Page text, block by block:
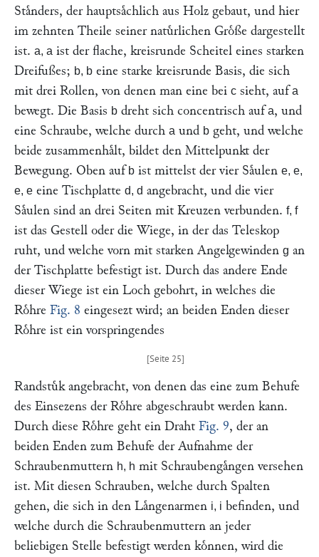
Staͤnders, der hauptsaͤchlich aus Holz gebaut, und hier
im zehnten Theile seiner natuͤrlichen Groͤße dargestellt
ist. a, a ist der flache, kreisrunde Scheitel eines starken
Dreifußes; b, b eine starke kreisrunde Basis, die sich
mit drei Rollen, von denen man eine bei c sieht, aufa
bewegt. Die Basis b dreht sich concentrisch aufa, und
eine Schraube, welche durch a und b geht, und welche
beide zusammenhaͤlt, bildet den Mittelpunkt der
Bewegung. Oben auf b ist mittelst der vier Saͤulen e, e,
e, e eine Tischplatte d, d angebracht, und die vier
Saͤulen sind an drei Seiten mit Kreuzen verbunden. f, f
ist das Gestell oder die Wiege, in der das Teleskop
ruht, und welche vorn mit starken Angelgewinden g an
der Tischplatte befestigt ist. Durch das andere Ende
dieser Wiege ist ein Loch gebohrt, in welches die
Roͤhre Fig. 8 eingesezt wird; an beiden Enden dieser
Roͤhre ist ein vorspringendes
Randstuͤk angebracht, von denen das eine zum Behufe
des Einsezens der Roͤhre abgeschraubt werden kann.
Durch diese Roͤhre geht ein Draht Fig. 9, der an
beiden Enden zum Behufe der Aufnahme der
Schraubenmuttern h, h mit Schraubengaͤngen versehen
ist. Mit diesen Schrauben, welche durch Spalten
gehen, die sich in den Laͤngenarmen i, i befinden, und
welche durch die Schraubenmuttern an jeder
beliebigen Stelle befestigt werden koͤnnen, wird die